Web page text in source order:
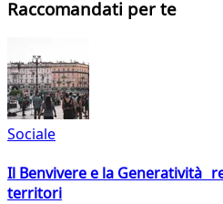
Raccomandati per te
Sociale
Il Benvivere e la Generatività
territori